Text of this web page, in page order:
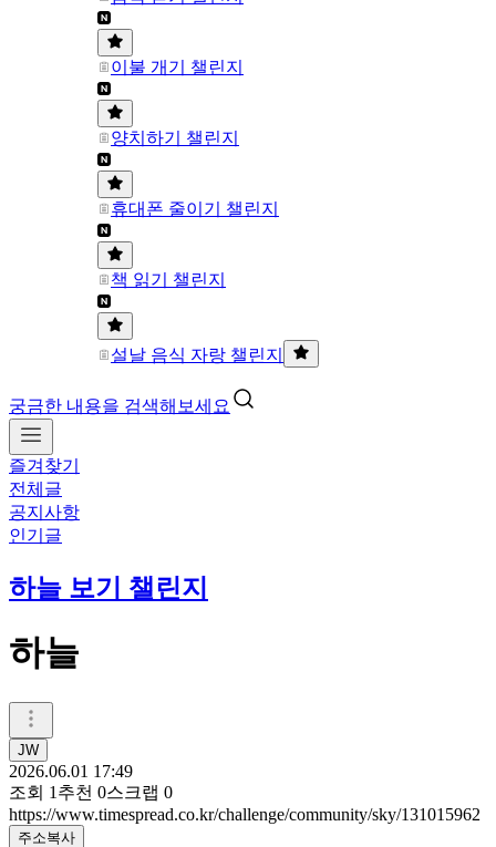
이불 개기 챌린지
양치하기 챌린지
휴대폰 줄이기 챌린지
책 읽기 챌린지
설날 음식 자랑 챌린지
궁금한 내용을 검색해보세요
즐겨찾기
전체글
공지사항
인기글
하늘 보기 챌린지
하늘
JW
2026.06.01 17:49
조회 1 추천 0스크랩 0
https://www.timespread.co.kr/challenge/community/sky/131015962
주소복사